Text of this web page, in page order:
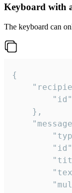
Keyboard with
The keyboard can
{